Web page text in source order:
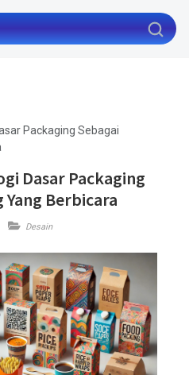
Packaging Sebagai
Dasar Packaging
Berbicara
Desain